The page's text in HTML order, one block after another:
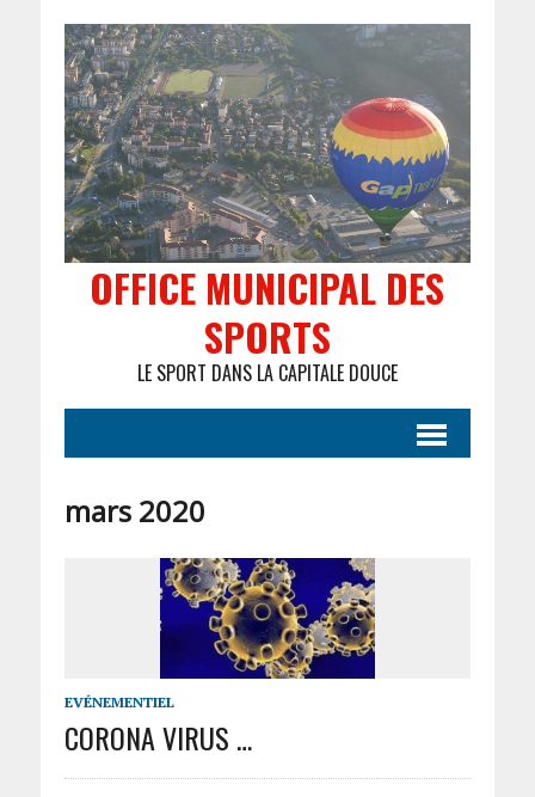
OFFICE MUNICIPAL DES
SPORTS
LE SPORT DANS LA CAPITALE DOUCE
mars 2020
EVÉNEMENTIEL
CORONA VIRUS …